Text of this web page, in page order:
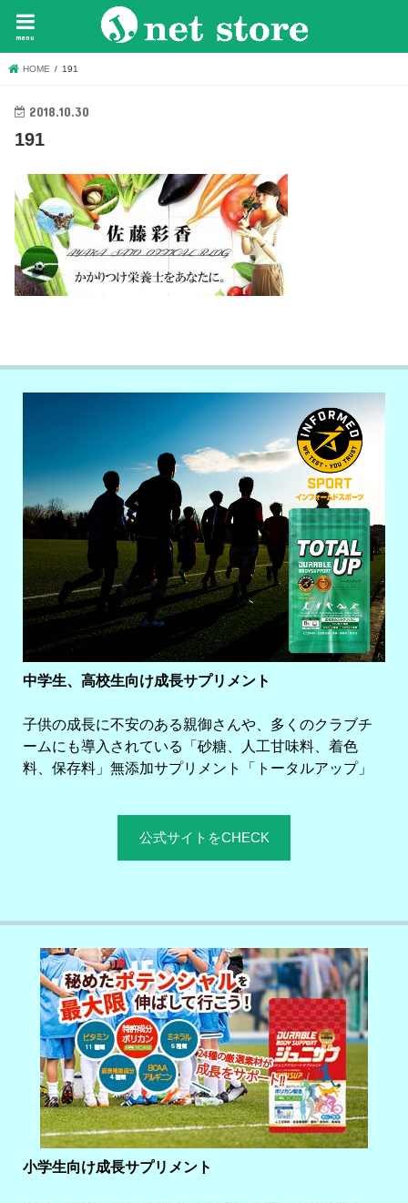
menu
HOME 191
2018.10.30
191
中学生、高校生向け成長サプリメント
子供の成長に不安のある親御さんや、多くのクラブチ
ームにも導入されている「砂糖、人工甘味料、着色
料、保存料」無添加サプリメント「トータルアップ」
公式サイトをCHECK
小学生向け成長サプリメント